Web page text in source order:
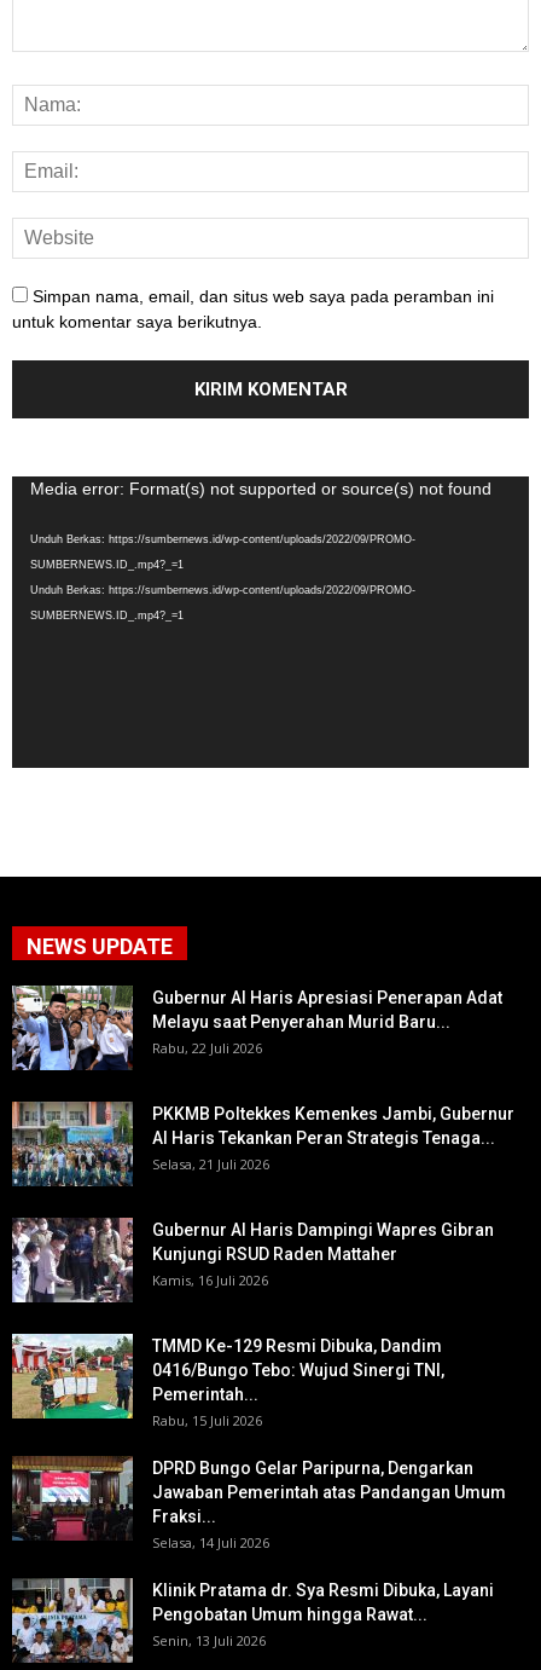
Simpan nama, email, dan situs web saya pada peramban ini
untuk komentar saya berikutnya.
Pemutar
Media error: Format(s) not supported or source(s) not found
Unduh Berkas: https://sumbernews.id/wp-content/uploads/2022/09/PROMO-
SUMBERNEWS.ID_.mp4?_=1
Unduh Berkas: https://sumbernews.id/wp-content/uploads/2022/09/PROMO-
SUMBERNEWS.ID_.mp4?_=1
NEWS UPDATE
Gubernur Al Haris Apresiasi Penerapan Adat
Melayu saat Penyerahan Murid Baru...
Rabu, 22 Juli 2026
PKKMB Poltekkes Kemenkes Jambi, Gubernur
Al Haris Tekankan Peran Strategis Tenaga...
Selasa, 21 Juli 2026
Gubernur Al Haris Dampingi Wapres Gibran
Kunjungi RSUD Raden Mattaher
Kamis, 16 Juli 2026
TMMD Ke-129 Resmi Dibuka, Dandim
0416/Bungo Tebo: Wujud Sinergi TNI,
Pemerintah...
Rabu, 15 Juli 2026
DPRD Bungo Gelar Paripurna, Dengarkan
Jawaban Pemerintah atas Pandangan Umum
Fraksi...
Selasa, 14 Juli 2026
Klinik Pratama dr. Sya Resmi Dibuka, Layani
Pengobatan Umum hingga Rawat...
Senin, 13 Juli 2026